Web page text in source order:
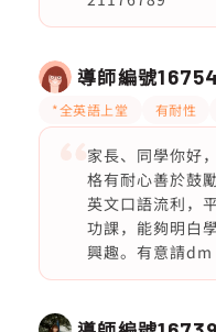
導師編號
*全英語上堂 有耐性
家長、同學你好
格有耐心善於鼓
英文口語流利，
功課，能夠明白
興趣。有意請dm